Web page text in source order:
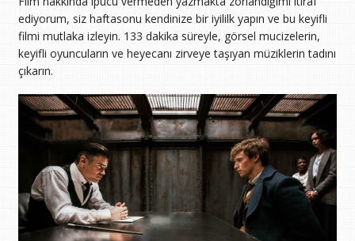
ediyorum, siz haftasonu kendinize bir iyililk yapın ve bu keyifli
filmi mutlaka izleyin. 133 dakika süreyle, görsel mucizelerin,
keyifli oyuncuların ve heyecanı zirveye taşıyan müziklerin tadını
çıkarın.